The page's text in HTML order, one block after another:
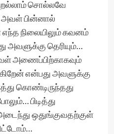
சொல்லவே
அவள் பின்னால்
எந்த நிலையிலும் கவனம்
அவளுக்கு தெரியும்…
அணைப்பிற்காகவும்
என்பது அவளுக்கு
கொண்டிருந்தது
பிடித்து
ஒதுங்குவதற்குள்